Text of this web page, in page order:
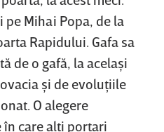
pe Mihai Popa, de la
Rapidului. Gafa sa
de o gafă, la acelaşi
şi de evoluţiile
O alegere
care alţi portari